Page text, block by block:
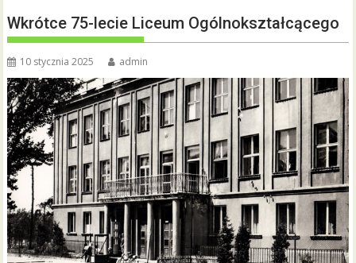
Wkrótce 75-lecie Liceum Ogólnokształcącego
10 stycznia 2025 admin